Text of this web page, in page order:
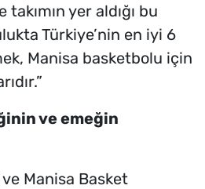
yer aldığı bu
Türkiye’nin en iyi 6
Manisa basketbolu için
ve emeğin
ve Manisa Basket